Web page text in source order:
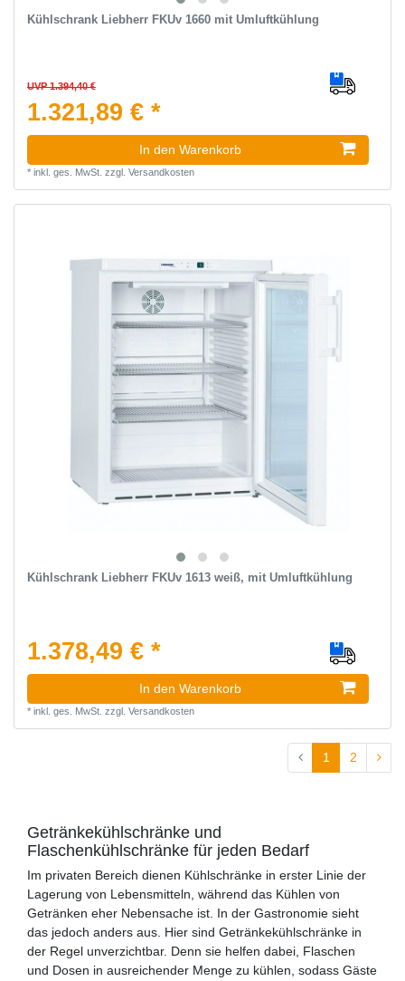
Kühlschrank Liebherr FKUv 1660 mit Umluftkühlung
UVP 1.394,40 €
1.321,89 € *
In den Warenkorb
* inkl. ges. MwSt. zzgl. Versandkosten
Kühlschrank Liebherr FKUv 1613 weiß, mit Umluftkühlung
1.378,49 € *
In den Warenkorb
* inkl. ges. MwSt. zzgl. Versandkosten
1 2
Getränkekühlschränke und
Flaschenkühlschränke für jeden Bedarf
Im privaten Bereich dienen Kühlschränke in erster Linie der
Lagerung von Lebensmitteln, während das Kühlen von
Getränken eher Nebensache ist. In der Gastronomie sieht
das jedoch anders aus. Hier sind Getränkekühlschränke in
der Regel unverzichtbar. Denn sie helfen dabei, Flaschen
und Dosen in ausreichender Menge zu kühlen, sodass Gäste